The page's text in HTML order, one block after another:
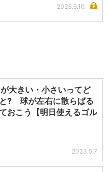
2026.6.10
が大きい・小さいってど
? 球が左右に散らばる
おこう【明日使えるゴル
2023.5.7